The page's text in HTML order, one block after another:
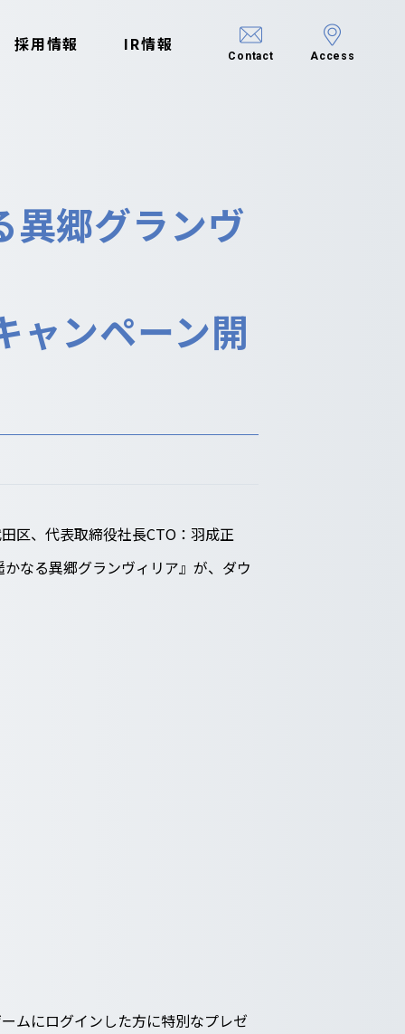
採用情報 IR情報
Contact Access
郷グランヴ
ャンペーン開
区、代表取締役社長CTO：羽成正
なる異郷グランヴィリア』が、ダウ
ムにログインした方に特別なプレゼ